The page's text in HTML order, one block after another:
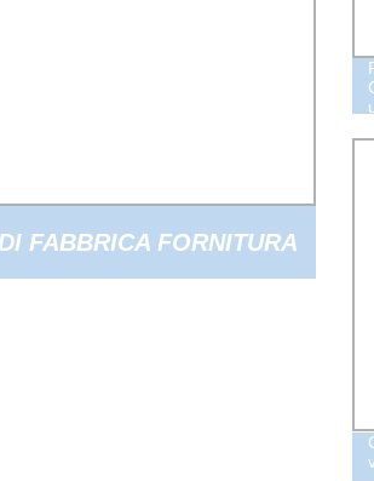
FABBRICA FORNITURA